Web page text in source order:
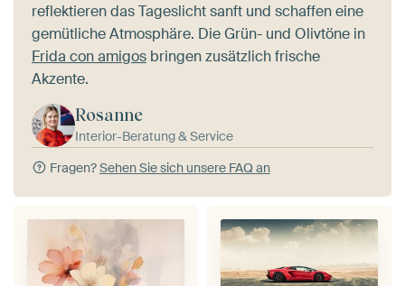
reflektieren das Tageslicht sanft und schaffen eine
gemütliche Atmosphäre. Die Grün- und Olivtöne in
Frida con amigos bringen zusätzlich frische
Akzente.
Rosanne
Interior-Beratung & Service
Fragen?Sehen Sie sich unsere FAQ an